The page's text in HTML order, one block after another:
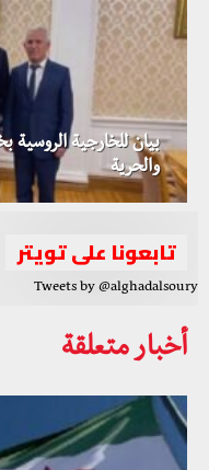
بيان للخارجية
والحرية
تابعونا على تويتر
Tweets by @alghadalsoury
أخبار متعلقة